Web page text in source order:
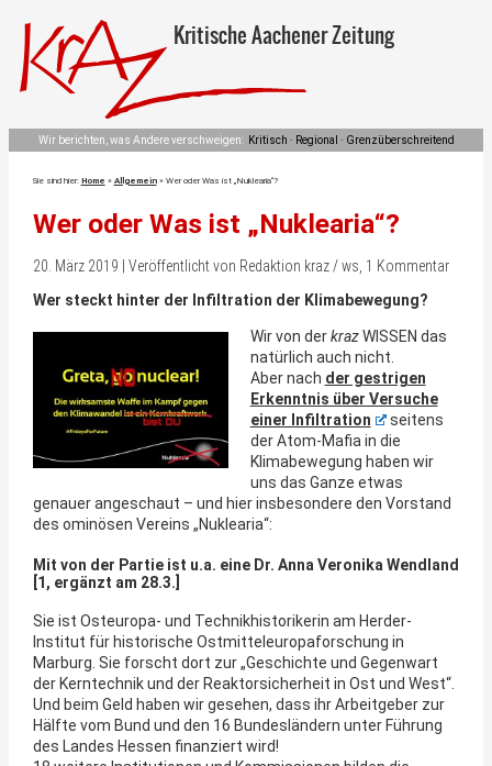
Kritische Aachener Zeitung
Wir berichten, was Andere verschweigen: Kritisch · Regional · Grenzüberschreitend
Sie sind hier: Home » Allgemein» Wer oder Was ist „Nuklearia“?
Wer oder Was ist „Nuklearia“?
20. März 2019 | Veröffentlicht von Redaktion kraz / ws, 1 Kommentar
Wer steckt hinter der Infiltration der Klimabewegung?
Wir von derkrazWISSEN das
natürlich auch nicht.
Aber nach der gestrigen
Erkenntnis über Versuche
einer Infiltration
seitens
der Atom-Mafia in die
Klimabewegung haben wir
uns das Ganze etwas
genauer angeschaut – und hier insbesondere den Vorstand
des ominösen Vereins „Nuklearia“:
Mit von der Partie ist u.a. eine Dr. Anna Veronika Wendland
[1, ergänzt am 28.3.]
Sie ist Osteuropa- und Technikhistorikerin am Herder-
Institut für historische Ostmitteleuropaforschung in
Marburg. Sie forscht dort zur „Geschichte und Gegenwart
der Kerntechnik und der Reaktorsicherheit in Ost und West“.
Und beim Geld haben wir gesehen, dass ihr Arbeitgeber zur
Hälfte vom Bund und den 16 Bundesländern unter Führung
des Landes Hessen finanziert wird!